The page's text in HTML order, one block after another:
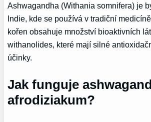
Ashwagandha (Withania somnifera) je
Indie, kde se používá v tradiční
kořen obsahuje množství bioaktivních
withanolides, které mají silné
účinky.
Jak funguje
afrodiziakum?